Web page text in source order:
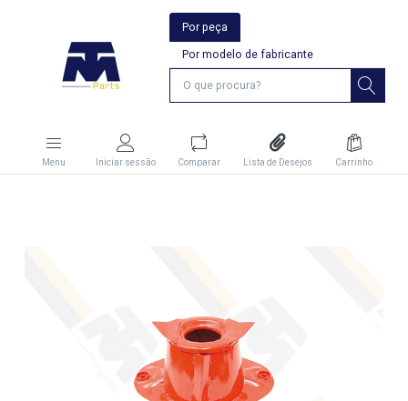
Por peça
Por modelo de fabricante
Menu Iniciar sessão Comparar Lista de Desejos Carrinho